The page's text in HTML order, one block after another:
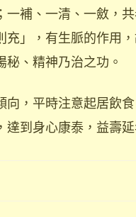
一補、一清、一斂，
充」，有生脈的作用
、精神乃治之功。
向，平時注意起居飲
到身心康泰，益壽延